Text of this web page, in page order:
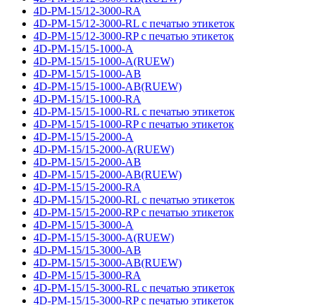
4D-PM-15/12-3000-RA
4D-PM-15/12-3000-RL с печатью этикеток
4D-PM-15/12-3000-RP с печатью этикеток
4D-PM-15/15-1000-A
4D-PM-15/15-1000-A(RUEW)
4D-PM-15/15-1000-AB
4D-PM-15/15-1000-AB(RUEW)
4D-PM-15/15-1000-RA
4D-PM-15/15-1000-RL с печатью этикеток
4D-PM-15/15-1000-RP с печатью этикеток
4D-PM-15/15-2000-A
4D-PM-15/15-2000-A(RUEW)
4D-PM-15/15-2000-AB
4D-PM-15/15-2000-AB(RUEW)
4D-PM-15/15-2000-RA
4D-PM-15/15-2000-RL с печатью этикеток
4D-PM-15/15-2000-RP с печатью этикеток
4D-PM-15/15-3000-A
4D-PM-15/15-3000-A(RUEW)
4D-PM-15/15-3000-AB
4D-PM-15/15-3000-AB(RUEW)
4D-PM-15/15-3000-RA
4D-PM-15/15-3000-RL с печатью этикеток
4D-PM-15/15-3000-RP с печатью этикеток